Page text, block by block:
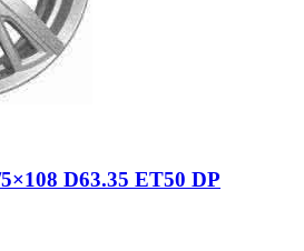
D63.35 ET50 DP